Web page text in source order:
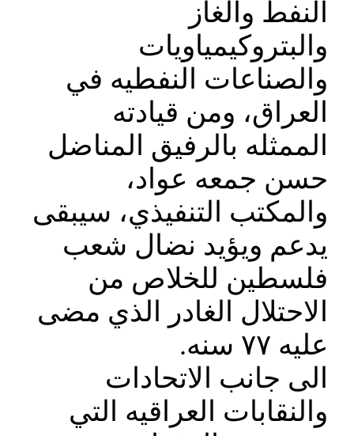
النفط والغاز
والبتروكيمياويات
والصناعات النفطيه في
العراق، ومن قيادته
الممثله بالرفيق المناضل
حسن جمعه عواد،
والمكتب التنفيذي، سيبقى
يدعم ويؤيد نضال شعب
فلسطين للخلاص من
الاحتلال الغادر الذي مضى
عليه ٧٧ سنه.
الى جانب الاتحادات
والنقابات العراقيه التي